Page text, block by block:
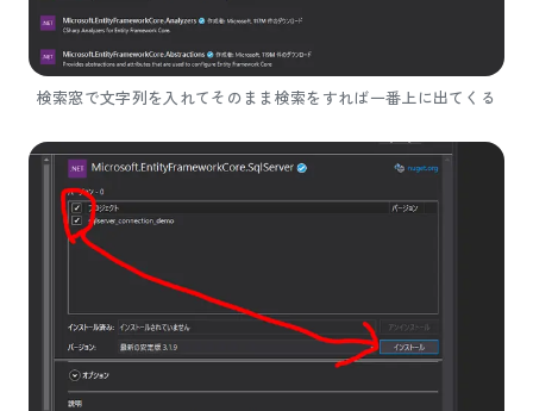
検索窓で文字列を入れてそのまま検索をすれば一番上に出てくる